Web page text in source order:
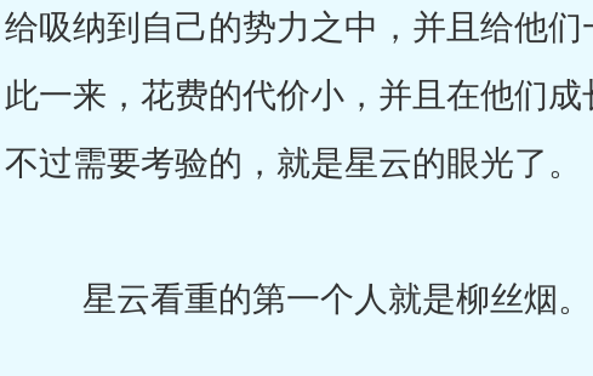
给吸纳到自己的势力之中，并且给他
此一来，花费的代价小，并且在他们
不过需要考验的，就是星云的眼光了。
星云看重的第一个人就是柳丝烟。